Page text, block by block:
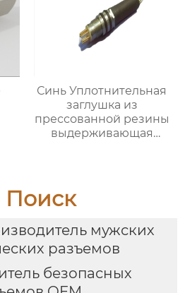
Синь Уплотнительная
заглушка из
прессованной резины
выдерживающая
Поиск
мужских
разъемов
безопасных